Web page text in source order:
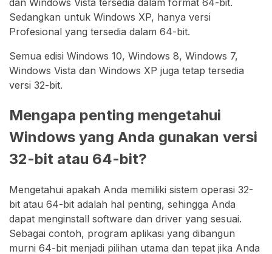
Sedangkan untuk Windows XP, hanya versi
Profesional yang tersedia dalam 64-bit.
Semua edisi Windows 10, Windows 8, Windows 7,
Windows Vista dan Windows XP juga tetap tersedia
versi 32-bit.
Mengapa penting mengetahui
Windows yang Anda gunakan versi
32-bit atau 64-bit?
Mengetahui apakah Anda memiliki sistem operasi 32-
bit atau 64-bit adalah hal penting, sehingga Anda
dapat menginstall software dan driver yang sesuai.
Sebagai contoh, program aplikasi yang dibangun
murni 64-bit menjadi pilihan utama dan tepat jika Anda